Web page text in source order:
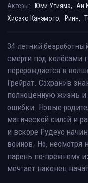
Актеры:
Юми Утияма, Аи
Хисако Канэмото,
Ринн,
34-летний
смерти под колёсами
перерождается в
Грейрат. Сохранив
полноценную жизнь и
ошибки. Новые
магической силой и
и вскоре Рудеус
воинов. Но, несмотря
парень по-прежнему
мечтает наконец